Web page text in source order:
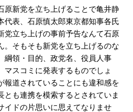
原新党を立ち上げることで亀井静
代表、石原慎太郎東京都知事各氏
党立ち上げの事前予告なんて石原
。そもそも新党を立ち上げるのな
綱領・目的、政党名、役員人事
マスコミに発表するものでしょ
報道されていることにも違和感を
も連携を模索するとされていま
イドの片思いに思えてなりませ